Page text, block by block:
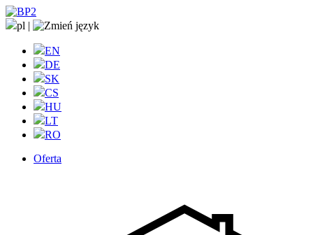
pl |
EN
DE
SK
CS
HU
LT
RO
Oferta